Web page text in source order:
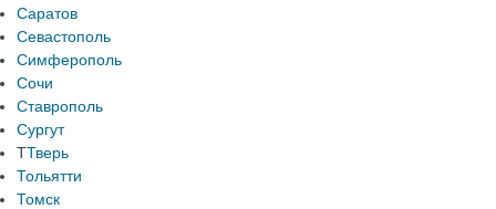
Саратов
Севастополь
Симферополь
Сочи
Ставрополь
Сургут
ТТверь
Тольятти
Томск